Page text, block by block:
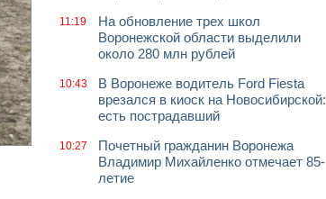
11:19
На обновление трех школ
Воронежской области выделили
около 280 млн рублей
10:43
В Воронеже водитель Ford Fiesta
врезался в киоск на Новосибирской:
есть пострадавший
10:27
Почетный гражданин Воронежа
Владимир Михайленко отмечает 85-
летие